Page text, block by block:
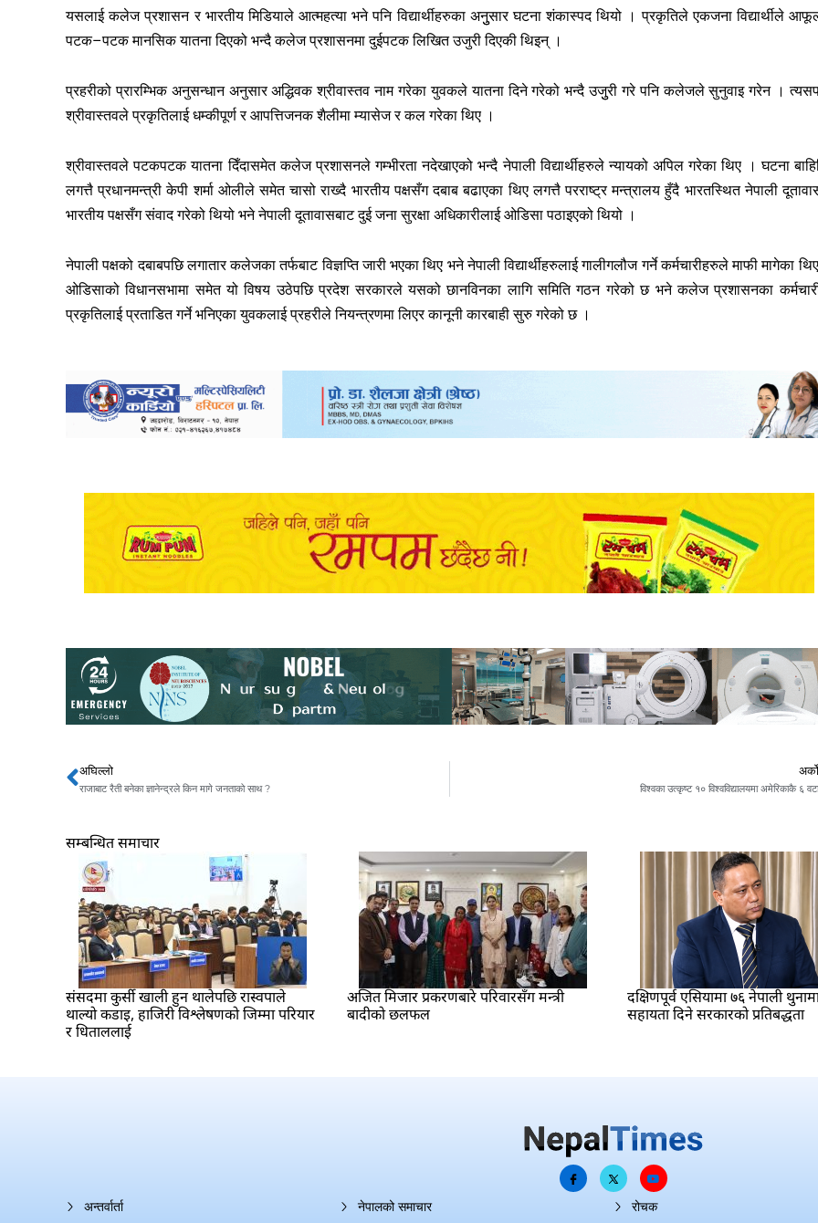
यसलाई कलेज प्रशासन र भारतीय मिडियाले आत्महत्या भने पनि विद्यार्थीहरुका अनुुसार घटना शंकास्पद थियो । प्रकृतिले एकजना विद्यार्थीले
पटक–पटक मानसिक यातना दिएको भन्दै कलेज प्रशासनमा दुईपटक लिखित उजुरी दिएकी थिइन् ।
प्रहरीको प्रारम्भिक अनुसन्धान अनुसार अद्धिवक श्रीवास्तव नाम गरेका युवकले यातना दिने गरेको भन्दै उजुुरी गरे पनि कलेजले सुनुवाइ गरेन ।
श्रीवास्तवले प्रकृतिलाई धम्कीपूर्ण र आपत्तिजनक शैलीमा म्यासेज र कल गरेका थिए ।
श्रीवास्तवले पटकपटक यातना दिँदासमेत कलेज प्रशासनले गम्भीरता नदेखाएको भन्दै नेपाली विद्यार्थीहरुले न्यायको अपिल गरेका थिए । घटना
लगत्तै प्रधानमन्त्री केपी शर्मा ओलीले समेत चासो राख्दै भारतीय पक्षसँग दबाब बढाएका थिए लगत्तै परराष्ट्र मन्त्रालय हुँदै भारतस्थित नेपाली
भारतीय पक्षसँग संवाद गरेको थियो भने नेपाली दूतावासबाट दुई जना सुरक्षा अधिकारीलाई ओडिसा पठाइएको थियो ।
नेपाली पक्षको दबाबपछि लगातार कलेजका तर्फबाट विज्ञप्ति जारी भएका थिए भने नेपाली विद्यार्थीहरुलाई गालीगलौज गर्ने कर्मचारीहरुले माफी मागेका
ओडिसाको विधानसभामा समेत यो विषय उठेपछि प्रदेश सरकारले यसको छानविनका लागि समिति गठन गरेको छ भने कलेज प्रशासनका
प्रकृतिलाई प्रताडित गर्ने भनिएका युवकलाई प्रहरीले नियन्त्रणमा लिएर कानूनी कारबाही सुरु गरेको छ ।
Prev
अघिल्लो
राजाबाट रैती बनेका ज्ञानेन्द्रले किन मागे जनताको साथ ?
अर्को
विश्वका उत्कृष्ट १० विश्वविद्यालयमा अमेरिकाकै ६ वटा
सम्बन्धित समाचार
संसदमा कुर्सी खाली हुन थालेपछि रास्वपाले
थाल्यो कडाइ, हाजिरी विश्लेषणको जिम्मा परियार
र धिताललाई
अजित मिजार प्रकरणबारे परिवारसँग मन्त्री
बादीको छलफल
दक्षिणपूर्व एसियामा ७६ नेपाली
सहायता दिने सरकारको प्रतिबद्धता
अन्तर्वार्ता नेपालको समाचार रोचक